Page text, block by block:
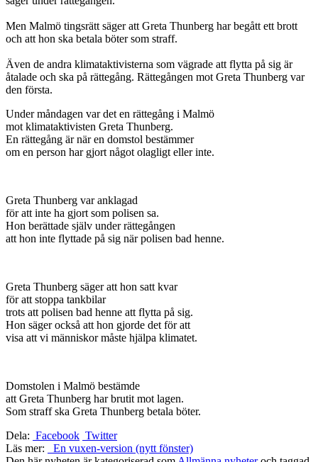
Men Malmö tingsrätt säger att Greta Thunberg har begått ett brott
och att hon ska betala böter som straff.
Även de andra klimataktivisterna som vägrade att flytta på sig är
åtalade och ska på rättegång. Rättegången mot Greta Thunberg var
den första.
Under måndagen var det en rättegång i Malmö
mot klimataktivisten Greta Thunberg.
En rättegång är när en domstol bestämmer
om en person har gjort något olagligt eller inte.
Greta Thunberg var anklagad
för att inte ha gjort som polisen sa.
Hon berättade själv under rättegången
att hon inte flyttade på sig när polisen bad henne.
Greta Thunberg säger att hon satt kvar
för att stoppa tankbilar
trots att polisen bad henne att flytta på sig.
Hon säger också att hon gjorde det för att
visa att vi människor måste hjälpa klimatet.
Domstolen i Malmö bestämde
att Greta Thunberg har brutit mot lagen.
Som straff ska Greta Thunberg betala böter.
Dela: Facebook Twitter
Läs mer:
En vuxen-version (nytt fönster)